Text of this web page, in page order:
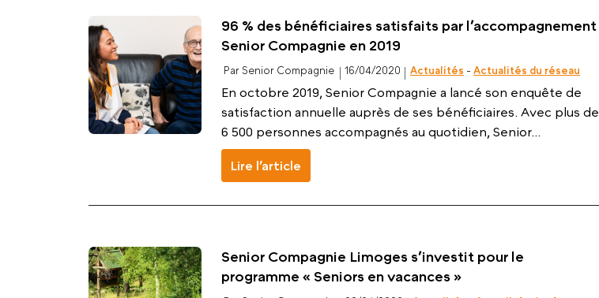
96 % des bénéficiaires satisfaits par l’accompagnement
Senior Compagnie en 2019
Par Senior Compagnie 16/04/2020 Actualités - Actualités du réseau
En octobre 2019, Senior Compagnie a lancé son enquête de
satisfaction annuelle auprès de ses bénéficiaires. Avec plus de
6 500 personnes accompagnés au quotidien, Senior...
Lire l’article
Senior Compagnie Limoges s’investit pour le
programme « Seniors en vacances »